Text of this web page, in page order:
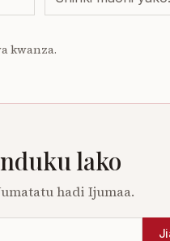
kwanza.
lako
hadi Ijumaa.